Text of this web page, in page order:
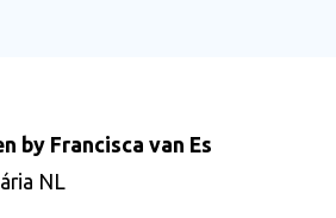
by Francisca van Es
NL